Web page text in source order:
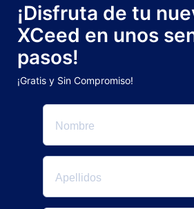
¡Disfruta de tu
XCeed en unos
pasos!
¡Gratis y Sin Compromiso!